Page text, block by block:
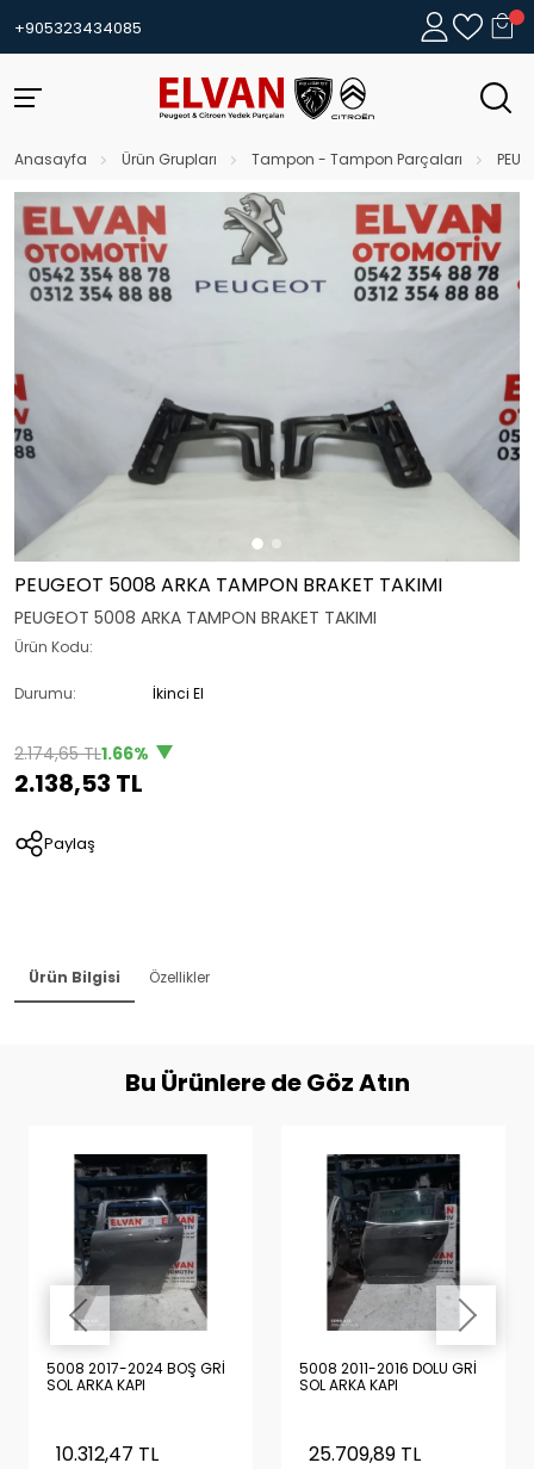
+905323434085
Anasayfa Ürün Grupları Tampon - Tampon Parçaları
PEUGEOT 5008 ARKA TAMPON BRAKET TAKIMI
PEUGEOT 5008 ARKA TAMPON BRAKET TAKIMI
Ürün Kodu:
Durumu: İkinci El
2.174,65 TL1.66%
2.138,53 TL
Paylaş
Ürün Bilgisi Özellikler
Bu Ürünlere de Göz Atın
5008 2017-2024 BOŞ GRİ
SOL ARKA KAPI
10.312,47 TL
5008 2011-2016 DOLU GRİ
SOL ARKA KAPI
25.709,89 TL